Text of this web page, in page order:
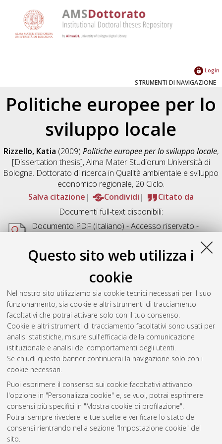
Questo sito web utilizza i
cookie
Nel nostro sito utilizziamo sia cookie tecnici necessari per il suo
funzionamento, sia cookie e altri strumenti di tracciamento
facoltativi che potrai attivare solo con il tuo consenso.
Cookie e altri strumenti di tracciamento facoltativi sono usati per
analisi statistiche, misure sull'efficacia della comunicazione
istituzionale e analisi dei comportamenti degli utenti.
Se chiudi questo banner continuerai la navigazione solo con i
cookie necessari.
Puoi esprimere il consenso sui cookie facoltativi attivando
l'opzione in "Personalizza cookie" e, se vuoi, potrai esprimere
consensi più specifici in "Mostra cookie di profilazione".
Potrai sempre rivedere le tue scelte e verificare lo stato dei
consensi rientrando nella sezione "Impostazione cookie" del
sito.
Login
STRUMENTI DI NAVIGAZIONE
Politiche europee per lo
sviluppo locale
Rizzello, Katia (2009) Politiche europee per lo sviluppo locale,
[Dissertation thesis], Alma Mater Studiorum Università di
Bologna. Dottorato di ricerca in Qualità ambientale e sviluppo
economico regionale, 20 Ciclo.
Salva citazione
Condividi
Citato da
Documenti full-text disponibili:
Documento PDF(Italiano) - Accesso riservato -
Acrobat Reader
Download (7MB)
Abstract
Altri metadati
Gestione del documento:
Atom
Rss 1.0
Rss 2.0